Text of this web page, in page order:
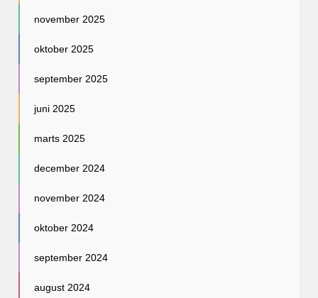
november 2025
oktober 2025
september 2025
juni 2025
marts 2025
december 2024
november 2024
oktober 2024
september 2024
august 2024